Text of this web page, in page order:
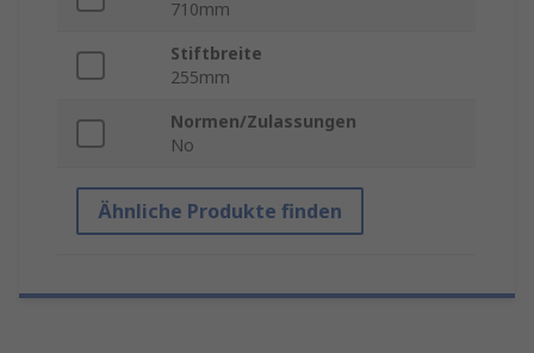
710mm
Stiftbreite
255mm
Normen/Zulassungen
No
Ähnliche Produkte finden